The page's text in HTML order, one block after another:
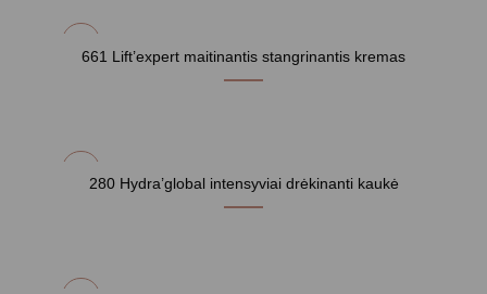
661 Lift’expert maitinantis stangrinantis kremas
280 Hydra’global intensyviai drėkinanti kaukė